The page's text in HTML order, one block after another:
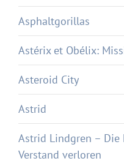
Asphaltgorillas
Astérix et Obélix:
Asteroid City
Astrid
Astrid Lindgren – Die
Verstand verloren